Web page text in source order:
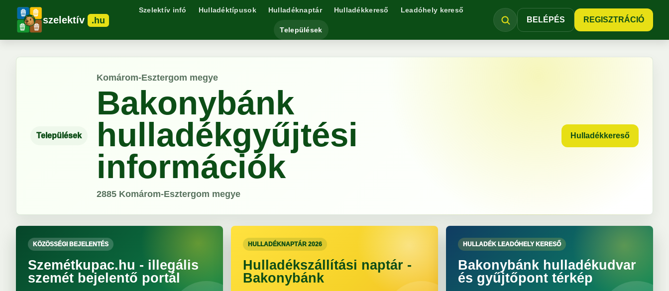
szelektív .hu
Szelektív infó Hulladéktípusok Hulladéknaptár Hulladékkereső Leadóhely kereső
Települések
BELÉPÉS REGISZTRÁCIÓ
Települések
Komárom-Esztergom megye
Bakonybánk
hulladékgyűjtési
információk
2885 Komárom-Esztergom megye
Hulladékkereső
KÖZÖSSÉGI BEJELENTÉS
Szemétkupac.hu - illegális
szemét bejelentő portál
HULLADÉKNAPTÁR 2026
Hulladékszállítási naptár -
Bakonybánk
HULLADÉK LEADÓHELY KERESŐ
Bakonybánk hulladékudvar
és gyűjtőpont térkép